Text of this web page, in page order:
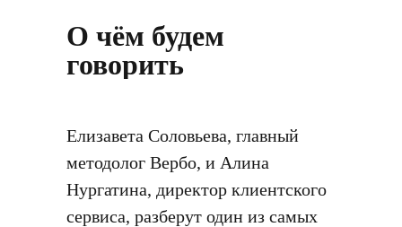
О чём будем
говорить
Елизавета Соловьева, главный
методолог Вербо, и Алина
Нургатина, директор клиентского
сервиса, разберут один из самых